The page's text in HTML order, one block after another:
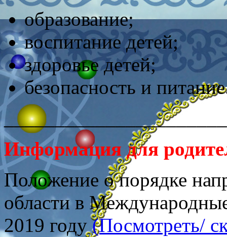
образование;
воспитание детей;
здоровье детей;
безопасность и
Информация для
Положение о порядке
области в
2019 году(Посмотреть/